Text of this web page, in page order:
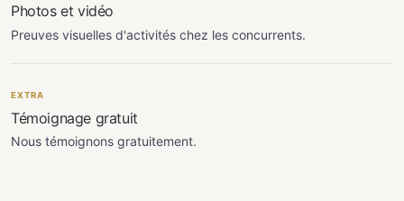
Photos et vidéo
Preuves visuelles d'activités chez les concurrents.
EXTRA
Témoignage gratuit
Nous témoignons gratuitement.